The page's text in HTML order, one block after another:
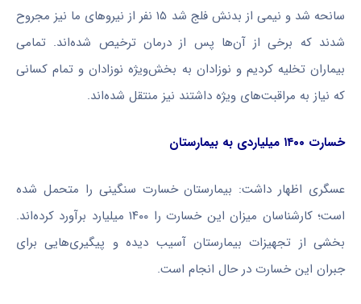
سانحه شد و نیمی از بدنش فلج شد ۱۵ نفر از نیروهای ما نیز مجروح
شدند که برخی از آن‌ها پس از درمان ترخیص شده‌اند. تمامی
بیماران تخلیه کردیم و نوزادان به بخش‌ویژه نوزادان و تمام کسانی
که نیاز به مراقبت‌های ویژه داشتند نیز منتقل شده‌اند.
خسارت ۱۴۰۰ میلیاردی به بیمارستان
عسگری اظهار داشت: بیمارستان خسارت سنگینی را متحمل شده
است؛ کارشناسان میزان این خسارت را ۱۴۰۰ میلیارد برآورد کرده‌اند.
بخشی از تجهیزات بیمارستان آسیب دیده و پیگیری‌هایی برای
جبران این خسارت در حال انجام است.